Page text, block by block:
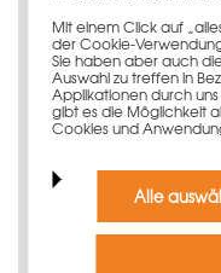
Für
Schalung
Auch für
Die TTK-
bzw. Voutenträger
und zum Runden
Alternativ kann die
Mit einem Click auf
der Cookie-
Sie haben aber auch
Auswahl zu treffen in
Applikationen durch
gibt es die Möglichkeit
Cookies und
Alle